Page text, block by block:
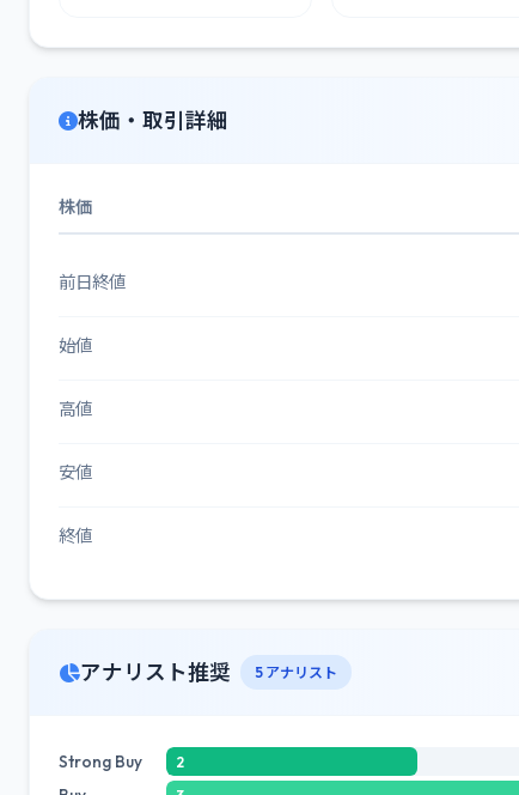
株価・取引詳細
株価
前日終値
始値
高値
安値
終値
アナリスト推奨 5 アナリスト
Strong Buy 2